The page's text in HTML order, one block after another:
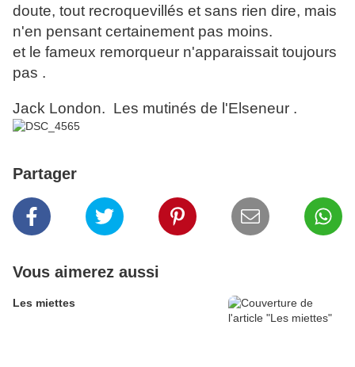
doute, tout recroquevillés et sans rien dire, mais
n'en pensant certainement pas moins.
et le fameux remorqueur n'apparaissait toujours
pas .
Jack London. Les mutinés de l'Elseneur .
Partager
Vous aimerez aussi
Les miettes